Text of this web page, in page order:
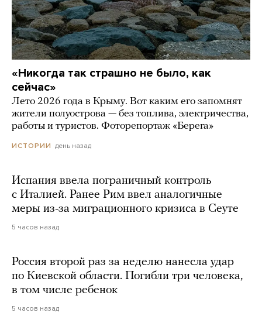
«Никогда так страшно не было, как
сейчас»
Лето 2026 года в Крыму. Вот каким его запомнят
жители полуострова — без топлива, электричества,
работы и туристов. Фоторепортаж «Берега»
ИСТОРИИ день назад
Испания ввела пограничный контроль
с Италией. Ранее Рим ввел аналогичные
меры из-за миграционного кризиса в Сеуте
5 часов назад
Россия второй раз за неделю нанесла удар
по Киевской области. Погибли три человека,
в том числе ребенок
5 часов назад